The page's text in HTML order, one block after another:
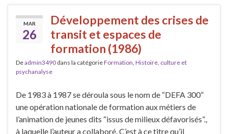
MAR
26
Développement des crises de
transit et espaces de
formation (1986)
Deadmin3490 dans la catégorieFormation Histoire, culture et
psychanalyse
De 1983 à 1987 se déroula sous le nom de “DEFA 300”
une opération nationale de formation aux métiers de
l’animation de jeunes dits “issus de milieux défavorisés”.,
à laquelle l’auteur a collaboré. C’est à ce titre qu’il